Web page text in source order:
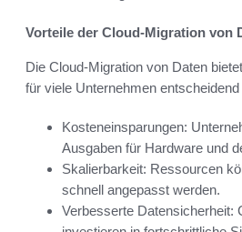
Vorteile der Cloud-Migration von
Die Cloud-Migration von Daten
für viele Unternehmen entscheidend
Kosteneinsparungen:
Ausgaben für Hardware und
Skalierbarkeit: Ressourcen
schnell angepasst werden.
Verbesserte Datensicherheit: